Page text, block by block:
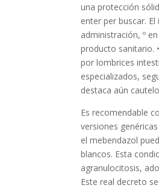
una protección
enter per buscar.
administración, º
producto sanitario.
por lombrices
especializados,
destaca aún
Es recomendable
versiones
el mebendazol
blancos. Esta
agranulocitosis,
Este real decreto